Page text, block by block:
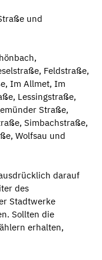
und
Feldstraße,
Im Allmet, Im
Lessingstraße,
Straße,
Simbachstraße,
Wolfsau und
darauf
des
Stadtwerke
Sollten die
erhalten,